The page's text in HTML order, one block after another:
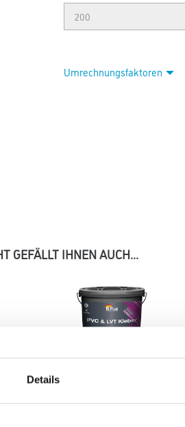
Details
Umrechnungsfaktoren
GEFÄLLT IHNEN AUCH...
NEU